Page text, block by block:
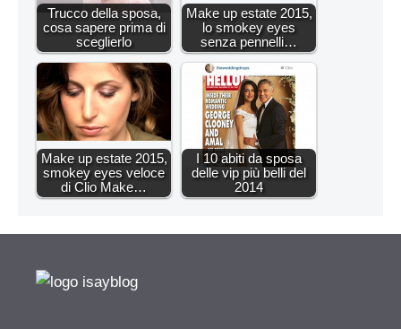
Trucco della sposa,
cosa sapere prima di
sceglierlo
Make up estate 2015,
lo smokey eyes
senza pennelli…
Make up estate 2015,
smokey eyes veloce
di Clio Make…
I 10 abiti da sposa
delle vip più belli del
2014